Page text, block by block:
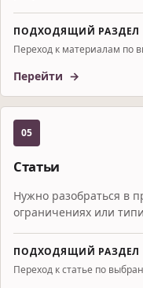
ПОДХОДЯЩИЙ РАЗДЕЛ
Переход к материалам по
Перейти
05
Статьи
Нужно разобраться в
ограничениях или
ПОДХОДЯЩИЙ РАЗДЕЛ
Переход к статье по